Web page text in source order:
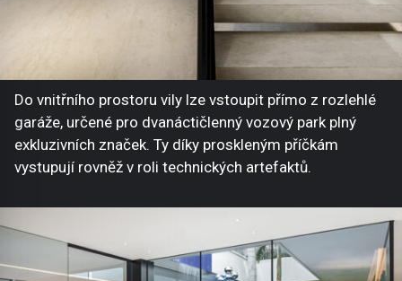
Do vnitřního prostoru vily lze vstoupit přímo z rozlehlé
garáže, určené pro dvanáctičlenný vozový park plný
exkluzivních značek. Ty díky proskleným příčkám
vystupují rovněž v roli technických artefaktů.